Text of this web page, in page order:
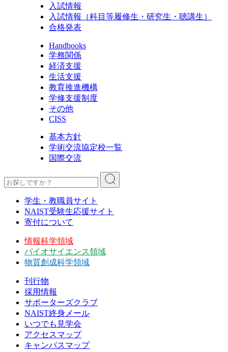
入試情報
入試情報（科目等履修生・研究生・聴講生）
合格発表
Handbooks
学務関係
経済支援
生活支援
教育推進機構
学修支援制度
その他
CISS
基本方針
学術交流協定校一覧
国際交流
学生・教職員サイト
NAIST受験生応援サイト
寄付について
情報科学領域
バイオサイエンス領域
物質創成科学領域
刊行物
採用情報
サポーターズクラブ
NAIST終身メール
いつでも見学会
アクセスマップ
キャンパスマップ